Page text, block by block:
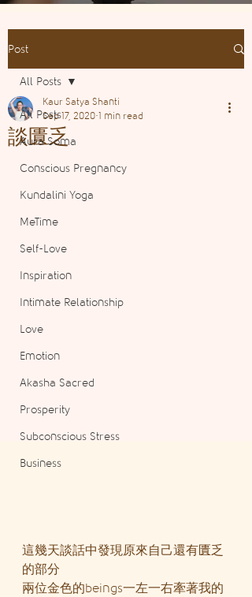
Post
All Posts
Aura Soma
Conscious Pregnancy
Kundalini Yoga
MeTime
Self-Love
Inspiration
Intimate Relationship
Love
Emotion
Akasha Sacred
Prosperity
Subconscious Stress
Business
All Posts
談匱乏
Kaur Satya Shanti
Sep 17, 2020 1 min read
這幾天談話中發現原來自己還有匱乏
的部分
兩位金色的beings一左一右牽著我的